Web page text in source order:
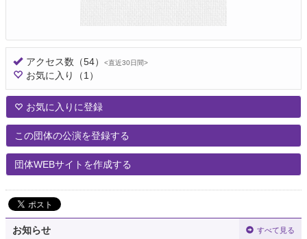
アクセス数 （54） <直近30日間>
お気に入り （1）
お気に入りに登録
この団体の公演を登録する
団体WEBサイトを作成する
お知らせ すべて見る